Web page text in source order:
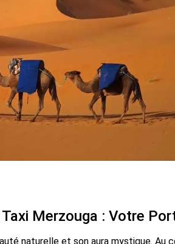
Merzouga : Votre
naturelle et son aura mystique.